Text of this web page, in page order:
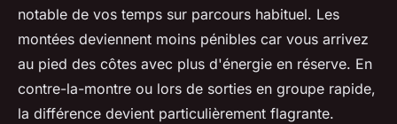
notable de vos temps sur parcours habituel. Les
montées deviennent moins pénibles car vous arrivez
au pied des côtes avec plus d'énergie en réserve. En
contre-la-montre ou lors de sorties en groupe rapide,
la différence devient particulièrement flagrante.